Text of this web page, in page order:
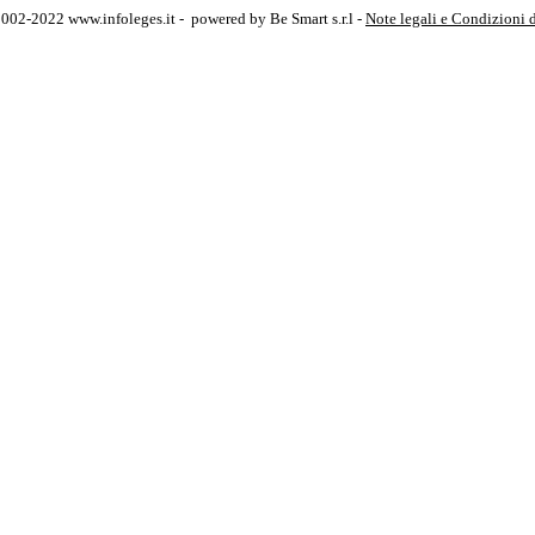
2022 www.infoleges.it - powered by Be Smart s.r.l - Note legali e Condizioni